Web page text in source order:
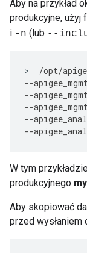
Aby na przykład
produkcyjne, użyj
i -n (lub --
> /opt/
--
--
--
--
--
W tym
produkcyjnego
Aby skopiować
przed wysłaniem